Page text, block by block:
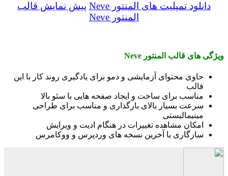
دانلود تمپلیت های المنتور Neve
پیش نمایش قالب
المنتور Neve
ویژگی های قالب المنتور Neve
حاوی محتوای آزمایشی و دمو برای یادگیری روند کار با این
قالب
مناسب برای ساخت و ایجاد صفحه هایی با سئو بالا
سرعت بسیار بالای بارگذاری و مناسب برای طراحی
مینیمالیستی
امکان مشاهده تغییرات در هنگام ادیت و ویرایش
سازگاری با آخرین نسخه های وردپرس و ووکامرس